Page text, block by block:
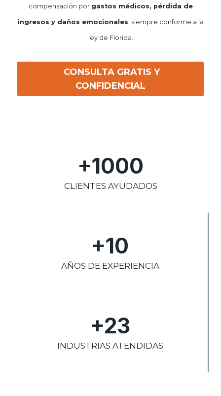
compensación por gastos médicos, pérdida de
ingresos y daños emocionales , siempre conforme a la
ley de Florida.
CONSULTA GRATIS Y
CONFIDENCIAL
+1000
CLIENTES AYUDADOS
+10
AÑOS DE EXPERIENCIA
+23
INDUSTRIAS ATENDIDAS